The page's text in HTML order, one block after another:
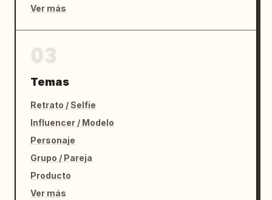
Ver más
Temas
Retrato / Selfie
Influencer / Modelo
Personaje
Grupo / Pareja
Producto
Ver más